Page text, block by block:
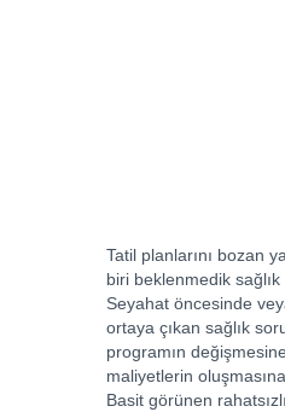
Tatil planlarını bozan
biri beklenmedik
Seyahat öncesinde
ortaya çıkan sağlık
programın
maliyetlerin
Basit görünen